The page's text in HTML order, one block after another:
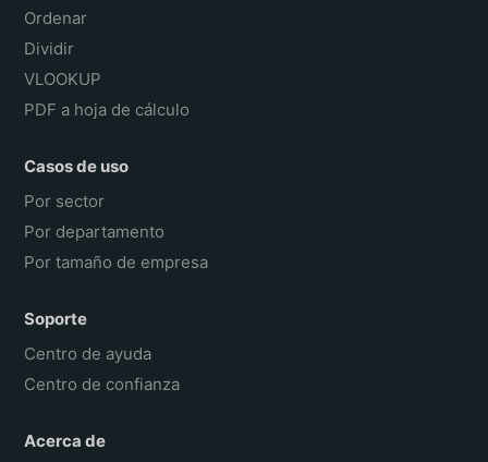
Ordenar
Dividir
VLOOKUP
PDF a hoja de cálculo
Casos de uso
Por sector
Por departamento
Por tamaño de empresa
Soporte
Centro de ayuda
Centro de confianza
Acerca de